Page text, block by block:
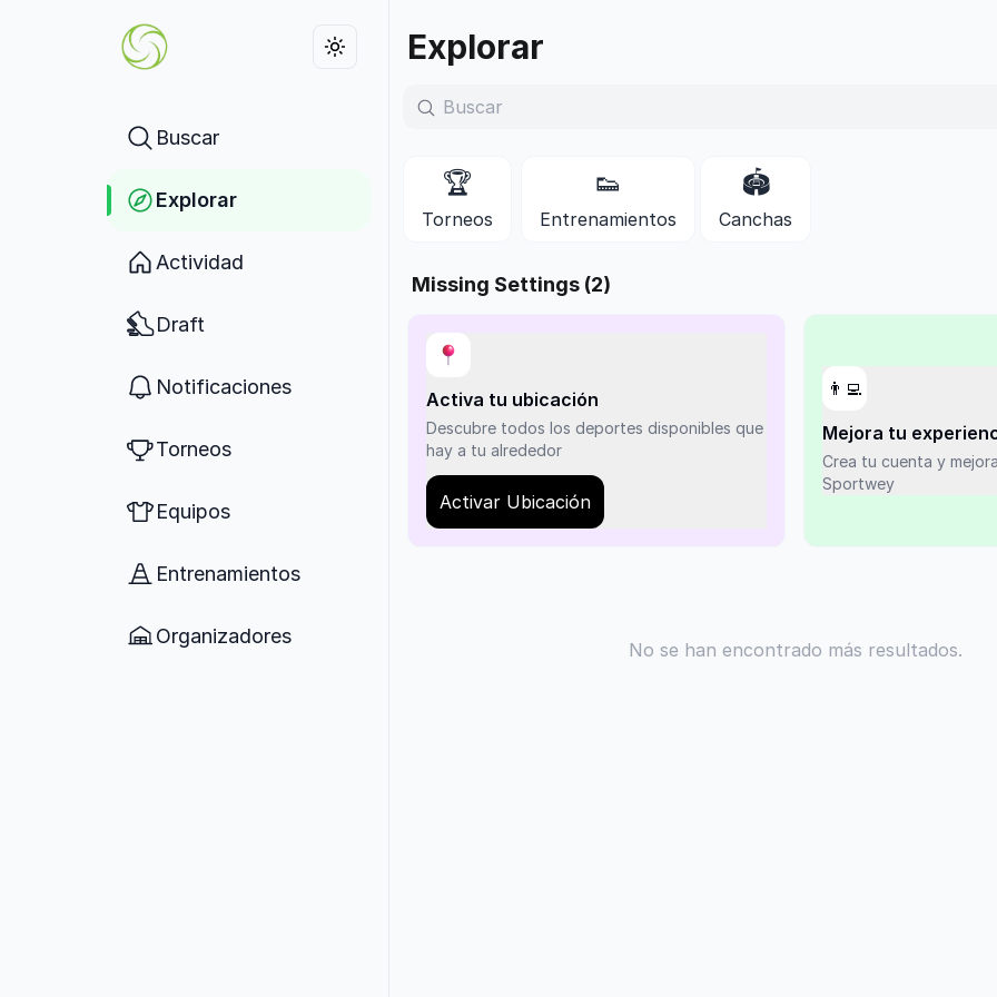
Buscar
Explorar
Actividad
Draft
Notificaciones
Torneos
Equipos
Entrenamientos
Organizadores
Explorar
🏆
Torneos
👟
Entrenamientos
🏟️
Canchas
Missing Settings (2)
Activa tu ubicación
Descubre todos los deportes disponibles que
hay a tu alrededor
Activar Ubicación
👨‍💻
Mejora tu
Crea tu cuenta y mejora tu experiencia en
Sportwey
No se han encontrado más resultados.